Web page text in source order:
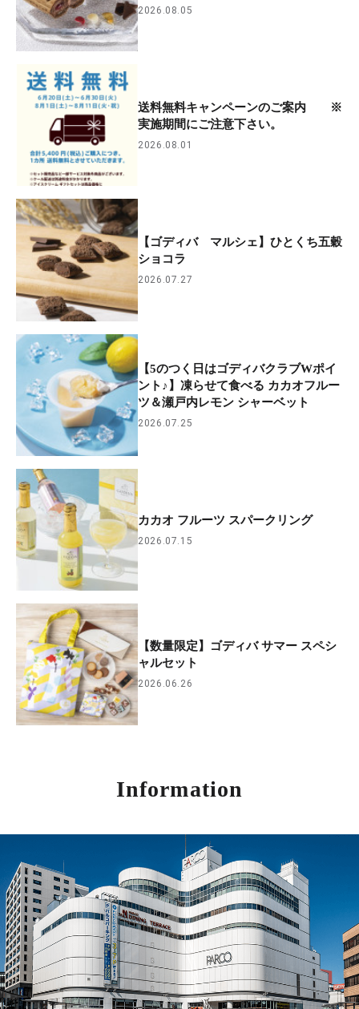
2026.08.05
送料無料キャンペーンのご案内 ※
実施期間にご注意下さい。
2026.08.01
【ゴディバ マルシェ】ひとくち五穀
ショコラ
2026.07.27
【5のつく日はゴディバクラブWポイ
ント♪】凍らせて食べる カカオフルー
ツ＆瀬戸内レモン シャーベット
2026.07.25
カカオ フルーツ スパークリング
2026.07.15
【数量限定】ゴディバ サマー スペシ
ャルセット
2026.06.26
Information